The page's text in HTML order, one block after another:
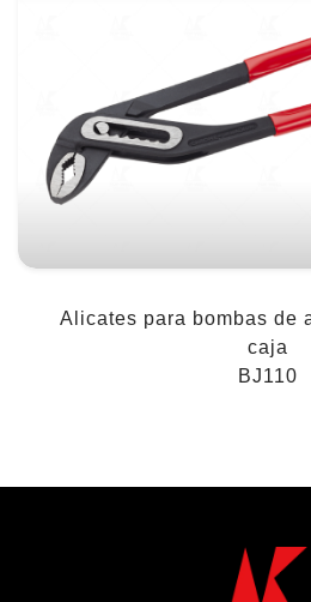
Alicates para bombas de
caja
BJ110